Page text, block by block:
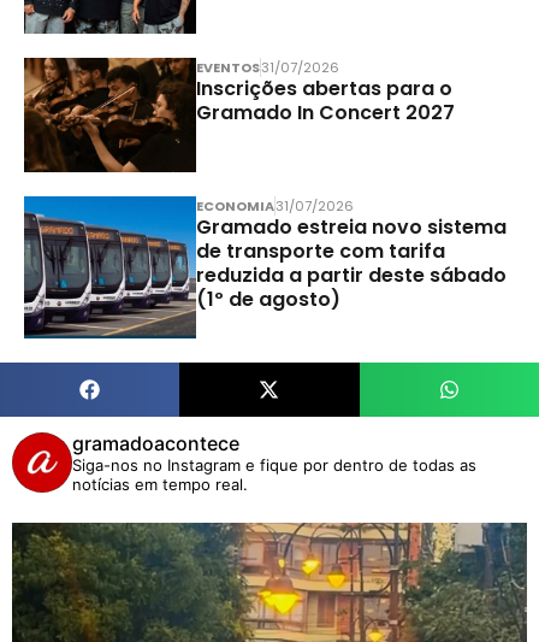
EVENTOS31/07/2026
Inscrições abertas para o
Gramado In Concert 2027
ECONOMIA31/07/2026
Gramado estreia novo sistema
de transporte com tarifa
reduzida a partir deste sábado
(1º de agosto)
gramadoacontece
Siga-nos no Instagram e fique por dentro de todas as
notícias em tempo real.